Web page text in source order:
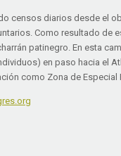
censos diarios desde el
Como resultado de
patinegro. En esta
en paso hacia el
como Zona de Especial